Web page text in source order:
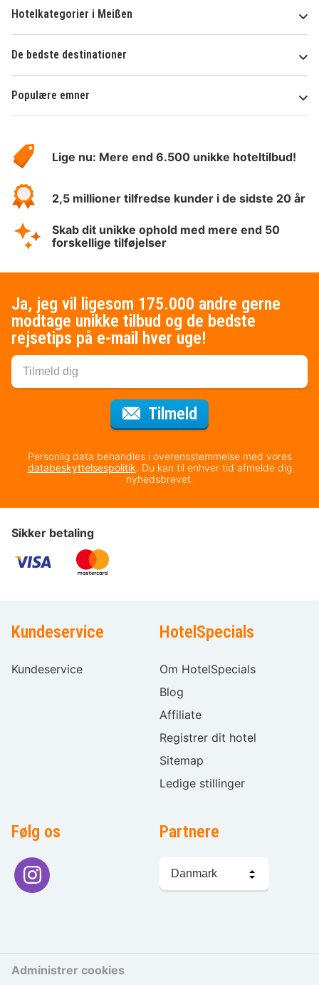
Hotelkategorier i Meißen
De bedste destinationer
Populære emner
HotelSpecials
Lige nu: Mere end 6.500 unikke hoteltilbud!
2,5 millioner tilfredse kunder i de sidste 20 år
Skab dit unikke ophold med mere end 50
forskellige tilføjelser
Ja, jeg vil ligesom 175.000 andre gerne
modtage unikke tilbud og de bedste
rejsetips på e-mail hver uge!
Tilmeld
Personlig data behandles i overensstemmelse med vores
databeskyttelsespolitik. Du kan til enhver tid afmelde dig
nyhedsbrevet.
Sikker betaling
Kundeservice
Kundeservice
HotelSpecials
Om HotelSpecials
Blog
Affiliate
Registrer dit hotel
Sitemap
Ledige stillinger
Følg os Partnere
Administrer cookies